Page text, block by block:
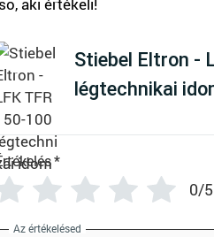
Stiebel Eltron -
légtechnikai
*
0/5
Az értékelésed